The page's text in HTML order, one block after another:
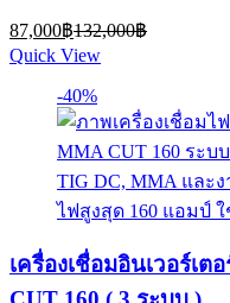
87,000฿Current
price
is:
87,000฿.
132,000฿
Quick View
-40%
เครื่องเชื่อมอินเวอร์เ